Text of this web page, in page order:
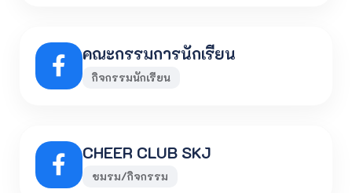
คณะกรรมการนักเรียน
กิจกรรมนักเรียน
CHEER CLUB SKJ
ชมรม/กิจกรรม